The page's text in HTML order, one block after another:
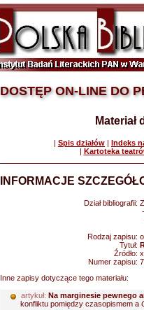
DOSTĘP ON-LINE DO
Materiał
| Spis działów | Indeks
| Kartoteka
INFORMACJE
Dział bibliografii:
Rodzaj zapisu:
Tytuł:
Źródło:
Numer zapisu:
Inne zapisy dotyczące tego materiału:
artykuł: Na marginesie pewnego
konfliktu pomiędzy czasopismem a